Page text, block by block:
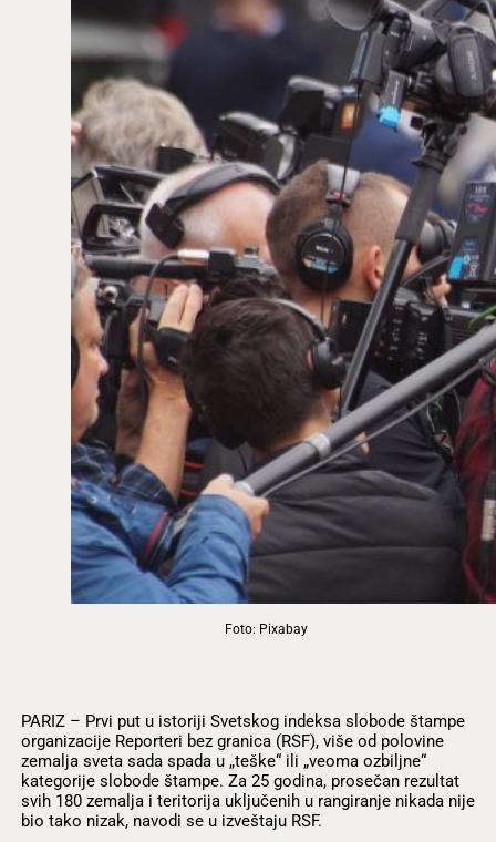
Foto: Pixabay
PARIZ – Prvi put u istoriji Svetskog indeksa slobode štampe
organizacije Reporteri bez granica (RSF), više od polovine
zemalja sveta sada spada u „teške“ ili „veoma ozbiljne“
kategorije slobode štampe. Za 25 godina, prosečan rezultat
svih 180 zemalja i teritorija uključenih u rangiranje nikada nije
bio tako nizak, navodi se u izveštaju RSF.